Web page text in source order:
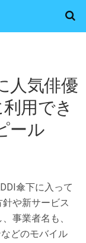
人気俳優
用でき
ール
傘下に入って
や新サービス
事業者名も、
どのモバイル